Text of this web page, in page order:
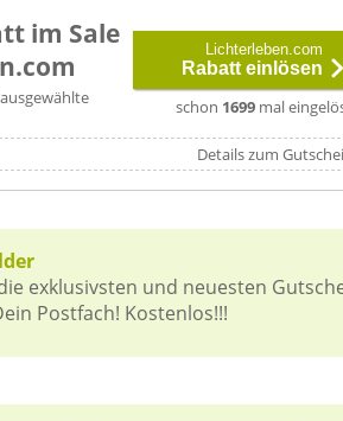
im Sale
Lichterleben.com
Rabatt einlösen
schon 1699mal
Details zum
exklusivsten und neuesten
Postfach! Kostenlos!!!